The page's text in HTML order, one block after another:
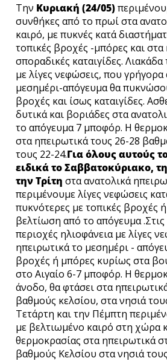
Την Κυριακή (24/05)
συνθήκες από το πρωί στα
καιρό, με πυκνές κατά
τοπικές βροχές -μπόρες και στα
σποραδικές καταιγίδες.
με λίγες νεφώσεις, που
μεσημέρι-απόγευμα θα
βροχές και ίσως καταιγίδες.
δυτικά και βοριάδες στα
το απόγευμα 7 μποφόρ. Η
στα ηπειρωτικά τους 26-28
τους 22-24.Για όλους αυτούς
ειδικά το Σαββατοκύριακο,
την Τρίτη στα ανατολικά
περιμένουμε λίγες νεφώσεις
πυκνότερες με τοπικές βροχές
βελτίωση από το απόγευμα
περιοχές ηλιοφάνεια με λίγες
ηπειρωτικά το μεσημέρι -
βροχές ή μπόρες κυρίως στα
στο Αιγαίο 6-7 μποφόρ. Η
άνοδο, θα φτάσει στα
βαθμούς κελσίου, στα νησιά
Τετάρτη και την Πέμπτη
με βελτιωμένο καιρό στη χώρα
θερμοκρασίας στα ηπειρωτικά
βαθμούς Κελσίου στα νησιά